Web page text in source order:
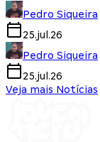
Pedro Siqueira
25.jul.26
Pedro Siqueira
25.jul.26
Veja mais Notícias